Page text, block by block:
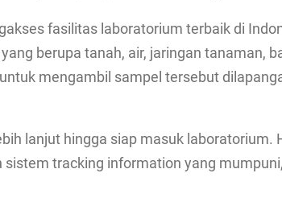
fasilitas laboratorium terbaik di
berupa tanah, air, jaringan tanaman,
mengambil sampel tersebut
lanjut hingga siap masuk
tracking information yang